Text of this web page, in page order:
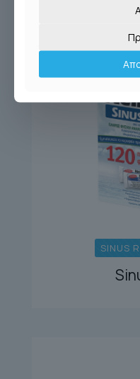
SINUS